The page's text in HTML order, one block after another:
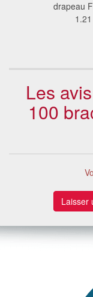
drapeau
Les
100
Laisser